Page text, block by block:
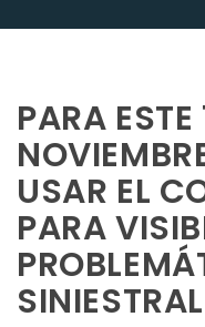
PARA ESTE
USAR EL
PARA